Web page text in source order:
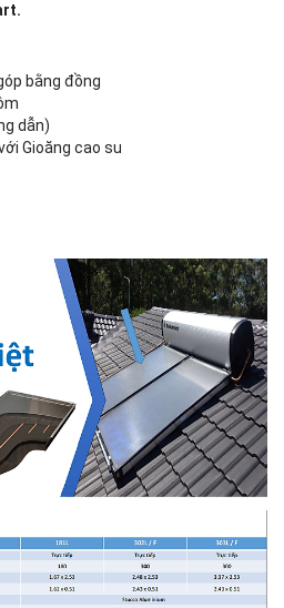
bằng đồng
dẫn)
Gioăng cao su